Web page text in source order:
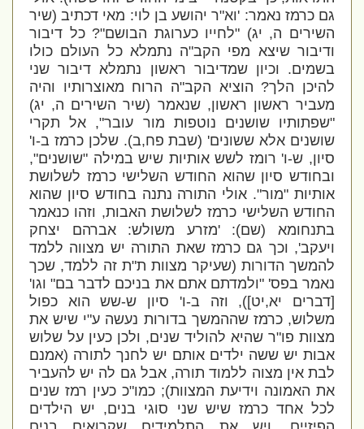
גם כרמז נאמר:'וא"ר יהושע בן לוי: מאי דכתיב (שיר
השירים ה, יג) "לחייו כערוגת הבושם"? כל דיבור
ודיבור שיצא מפי הקב"ה נתמלא כל העולם כולו
בשמים. וכיון שמדיבור ראשון נתמלא דיבור שני
להיכן הלך? הוציא הקב"ה הרוח מאוצרותיו והיה
מעביר ראשון ראשון, שנאמר (שיר השירים ה, יג)
"שפתותיו שושנים נוטפות מור עובר", אל תקרי
שושנים אלא ששונים' (שבת פח,ב). שלכן כרמז ב-ו'
סיון, ש-ו' רומז לשש אותיות שיש במילה "שושנים",
ובחודש סיון שהוא החודש השלישי כרמז לשלושת
אותיות "מור". אולי התורה נתנה בחודש סיון שהוא
החודש השלישי כרמז לשלושת האבות, וזהו כנאמר
בתנחומא (שם): 'מזרע משולש: אברהם יצחק
ויעקב', וכך גם כרמז שאת התורה יש מצווה ללמד
להמשך הדורות (שעיקר מצוות ת"ת זה ללמד, שכך
נאמר בפס' "ולמדתם אתם את בניכם לדבר בם" וגו'
[דברים יא,יט]), וזה ב-ו' סיון ש-שש הוא כפול
משלוש, כרמז שההמשך בדורות נעשה ע"י שיש את
מצוות פו"ר שהיא להוליד שנים, ולכן כעין על שלוש
אבות יש ששה ילדים אותם יש לחנך לתורה (אמנם
לבת אין מצוה ללמוד תורה, אבל גם לה יש להעביר
את האמונה וידיעת המצוות); כמו"כ כעין רמז שנים
לכל אחד כרמז שיש שני סוגי בנים, יש הילדים